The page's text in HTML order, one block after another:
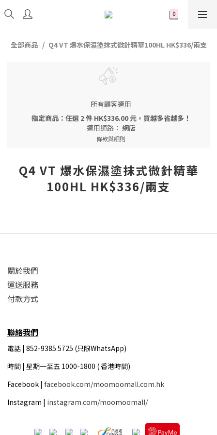
全部商品 Q4 VT 爆水保濕塗抹式微針精華100HL HK$336/兩支
所有顧客適用
指定商品：任選 2 件 HK$336.00 元，買越多省越多！
適用通路： 網店
條款與細則
Q4 VT 爆水保濕塗抹式微針精華
100HL HK$336/兩支
關於我們
運送服務
付款方式
聯絡我們
電話 | 852-9385 5725 (只限WhatsApp)
時間 | 星期一至五 1000-1800 ( 香港時間)
Facebook | facebook.com/moomoomall.com.hk
Instagram | instagram.com/moomoomall/